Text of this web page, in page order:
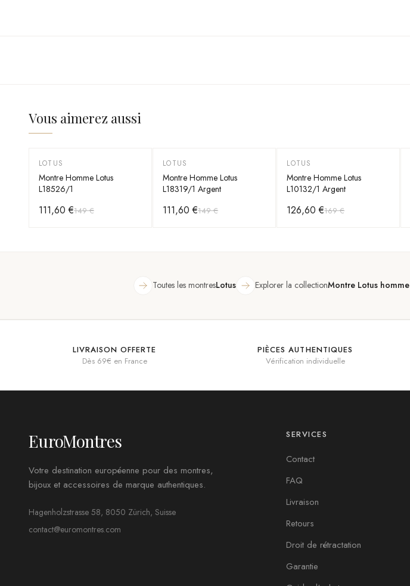
Vous aimerez aussi
-25%
LOTUS
Montre Homme Lotus
L18526/1
111,60 €149 €
-25%
LOTUS
Montre Homme Lotus
L18319/1 Argent
111,60 €149 €
-25%
LOTUS
Montre Homme Lotus
L10132/1 Argent
126,60 €169 €
Toutes les montresLotus Explorer la collectionMontre Lotus homme
LIVRAISON OFFERTE
Dès 69€ en France
PIÈCES AUTHENTIQUES
Vérification individuelle
EuroMontres
Votre destination européenne pour des montres,
bijoux et accessoires de marque authentiques.
Hagenholzstrasse 58, 8050 Zürich, Suisse
contact@euromontres.com
SERVICES
Contact
FAQ
Livraison
Retours
Droit de rétractation
Garantie